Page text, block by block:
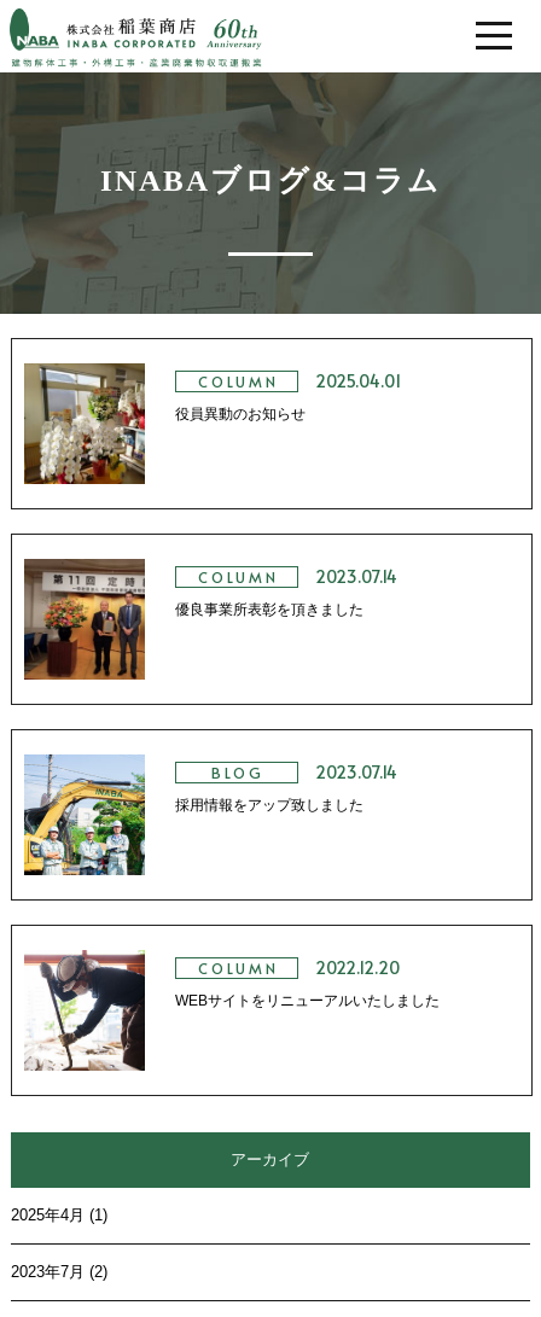
稲葉商店の強み
解体工事の流れ
工事実績
お客様の声
会社概要
相談・お問い合わせ
INABAブログ&コラム
COLUMN 2025.04.01
役員異動のお知らせ
COLUMN 2023.07.14
優良事業所表彰を頂きました
BLOG 2023.07.14
採用情報をアップ致しました
COLUMN 2022.12.20
WEBサイトをリニューアルいたしました
アーカイブ
2025年4月 (1)
2023年7月 (2)